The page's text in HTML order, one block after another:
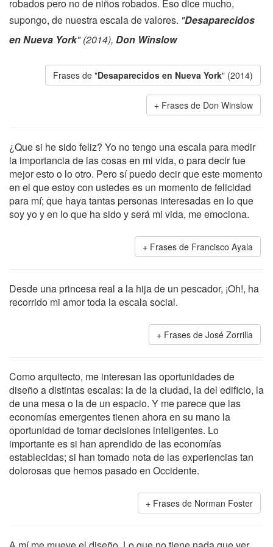
robados pero no de niños robados. Eso dice mucho,
supongo, de nuestra escala de valores. "Desaparecidos
en Nueva York" (2014), Don Winslow
Frases de "Desaparecidos en Nueva York" (2014)
Frases de Don Winslow
¿Que si he sido feliz? Yo no tengo una escala para medir
la importancia de las cosas en mi vida, o para decir fue
mejor esto o lo otro. Pero sí puedo decir que este momento
en el que estoy con ustedes es un momento de felicidad
para mí; que haya tantas personas interesadas en lo que
soy yo y en lo que ha sido y será mi vida, me emociona.
Frases de Francisco Ayala
Desde una princesa real a la hija de un pescador, ¡Oh!, ha
recorrido mi amor toda la escala social.
Frases de José Zorrilla
Como arquitecto, me interesan las oportunidades de
diseño a distintas escalas: la de la ciudad, la del edificio, la
de una mesa o la de un espacio. Y me parece que las
economías emergentes tienen ahora en su mano la
oportunidad de tomar decisiones inteligentes. Lo
importante es si han aprendido de las economías
establecidas; si han tomado nota de las experiencias tan
dolorosas que hemos pasado en Occidente.
Frases de Norman Foster